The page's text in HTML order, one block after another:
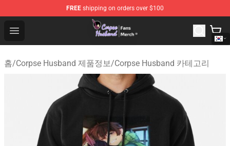
FREE shipping on orders over $100
Open menu
Corpse Husband Store - Official Corpse Husband
홈/Corpse Husband 제품정보/Corpse Husband 카테고리